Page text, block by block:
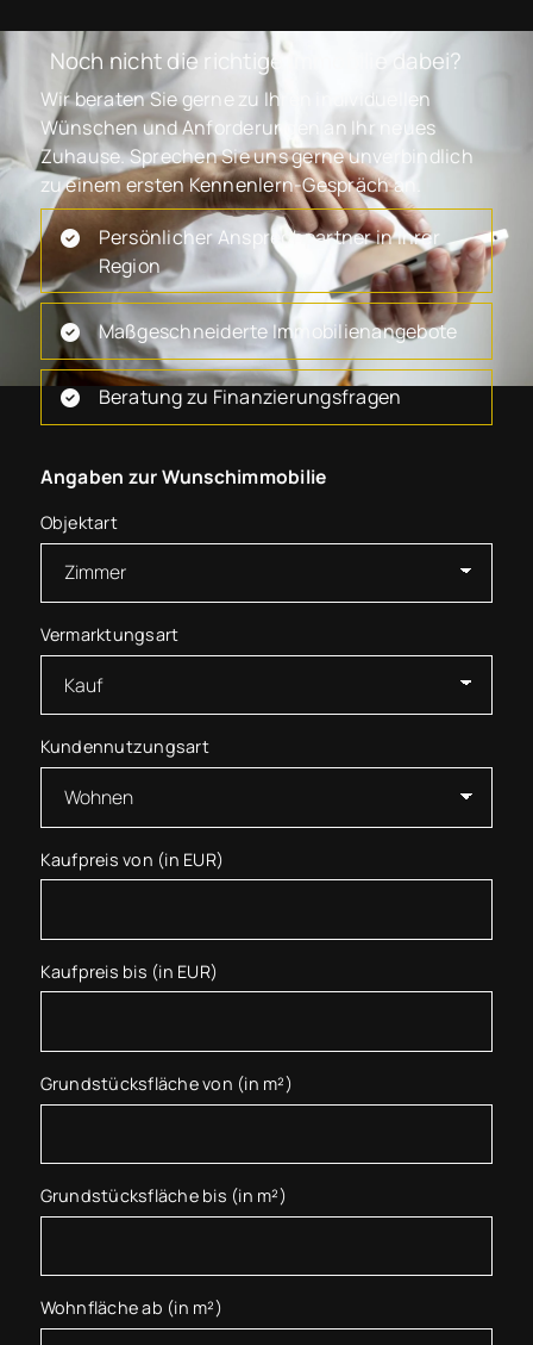
Noch nicht die richtige Immobilie dabei?
Wir beraten Sie gerne zu Ihren individuellen
Wünschen und Anforderungen an Ihr neues
Zuhause. Sprechen Sie uns gerne unverbindlich
zu einem ersten Kennenlern-Gespräch an.
Persönlicher Ansprechpartner in Ihrer
Region
Maßgeschneiderte Immobilienangebote
Beratung zu Finanzierungsfragen
Angaben zur Wunschimmobilie
Objektart
Vermarktungsart
Kundennutzungsart
Kaufpreis von (in EUR)
Kaufpreis bis (in EUR)
Grundstücksfläche von (in m²)
Grundstücksfläche bis (in m²)
Wohnfläche ab (in m²)